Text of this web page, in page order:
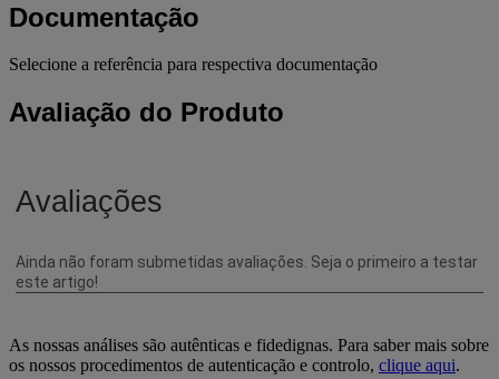
Documentação
Selecione a referência para respectiva documentação
Avaliação do Produto
As nossas análises são autênticas e fidedignas. Para saber mais sobre
os nossos procedimentos de autenticação e controlo, clique aqui.